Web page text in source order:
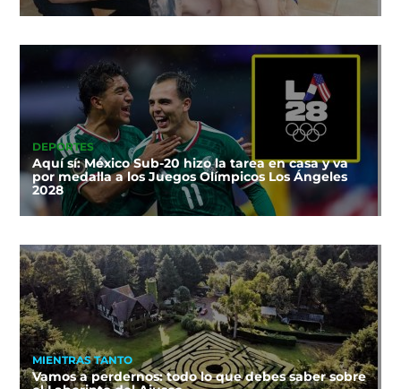
DEPORTES
Aquí sí: México Sub-20 hizo la tarea en casa y va
por medalla a los Juegos Olímpicos Los Ángeles
2028
MIENTRAS TANTO
Vamos a perdernos: todo lo que debes saber sobre